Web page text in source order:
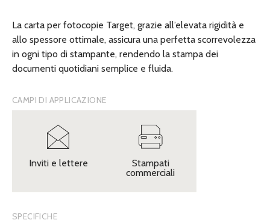
La carta per fotocopie Target, grazie all’elevata rigidità e
allo spessore ottimale, assicura una perfetta scorrevolezza
in ogni tipo di stampante, rendendo la stampa dei
documenti quotidiani semplice e fluida.
CAMPI DI APPLICAZIONE
Inviti e lettere
Stampati
commerciali
SPECIFICHE